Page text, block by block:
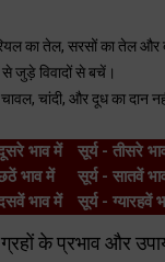
का तेल, सरसों का तेल और
जुड़े विवादों से बचें।
चांदी, और दूध का दान
भाव में सूर्य - तीसरे
भाव में सूर्य - सातवें
भाव में सूर्य - ग्यारहवें
ग्रहों के प्रभाव और